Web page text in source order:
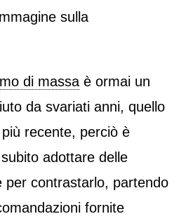
sulla
di massaè ormai un
da svariati anni, quello
recente, perciò è
adottare delle
per contrastarlo, partendo
fornite